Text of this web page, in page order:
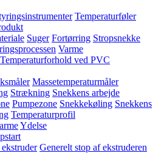
Temperaturføler
Suger Fortørring Stropsnekke
Varme
Temperaturforhold ved PVC
Massetemperaturmåler
Strækning Snekkens arbejde
Pumpezone Snekkekøling Snekkens
Temperaturprofil
Ydelse
Generelt stop af ekstruderen